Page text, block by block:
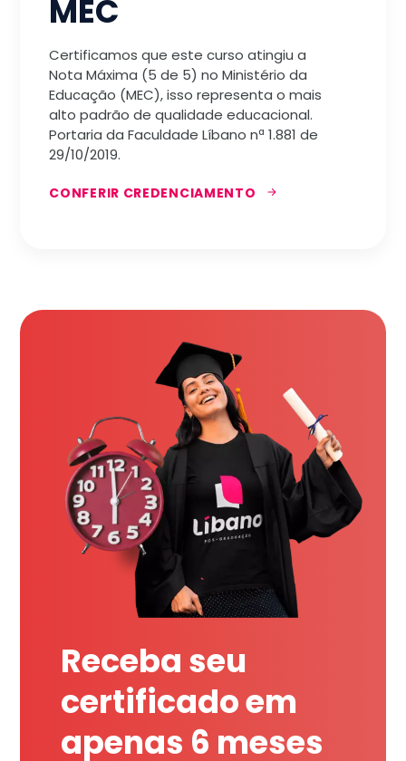
MEC
Certificamos que este curso atingiu a
Nota Máxima (5 de 5) no Ministério da
Educação (MEC), isso representa o mais
alto padrão de qualidade educacional.
Portaria da Faculdade Líbano nª 1.881 de
29/10/2019.
CONFERIR CREDENCIAMENTO
Receba seu
certificado em
apenas 6 meses